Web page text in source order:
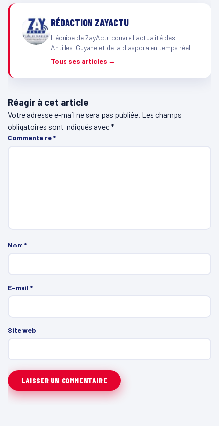
RÉDACTION ZAYACTU
L'équipe de ZayActu couvre l'actualité des
Antilles-Guyane et de la diaspora en temps réel.
Tous ses articles →
Réagir à cet article
Votre adresse e-mail ne sera pas publiée. Les champs
obligatoires sont indiqués avec*
Commentaire*
Nom *
E-mail *
Site web